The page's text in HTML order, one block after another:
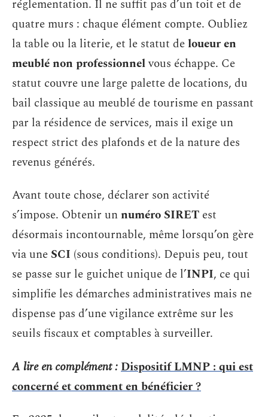
réglementation. Il ne suffit pas d’un toit et de
quatre murs : chaque élément compte. Oubliez
la table ou la literie, et le statut deloueur en
meublé non professionnelvous échappe. Ce
statut couvre une large palette de locations, du
bail classique au meublé de tourisme en passant
par la résidence de services, mais il exige un
respect strict des plafonds et de la nature des
revenus générés.
Avant toute chose, déclarer son activité
s’impose. Obtenir unnuméro SIRET est
désormais incontournable, même lorsqu’on gère
via une SCI (sous conditions). Depuis peu, tout
se passe sur le guichet unique de l’INPI, ce qui
simplifie les démarches administratives mais ne
dispense pas d’une vigilance extrême sur les
seuils fiscaux et comptables à surveiller.
A lire en complément :Dispositif LMNP : qui est
concerné et comment en bénéficier ?